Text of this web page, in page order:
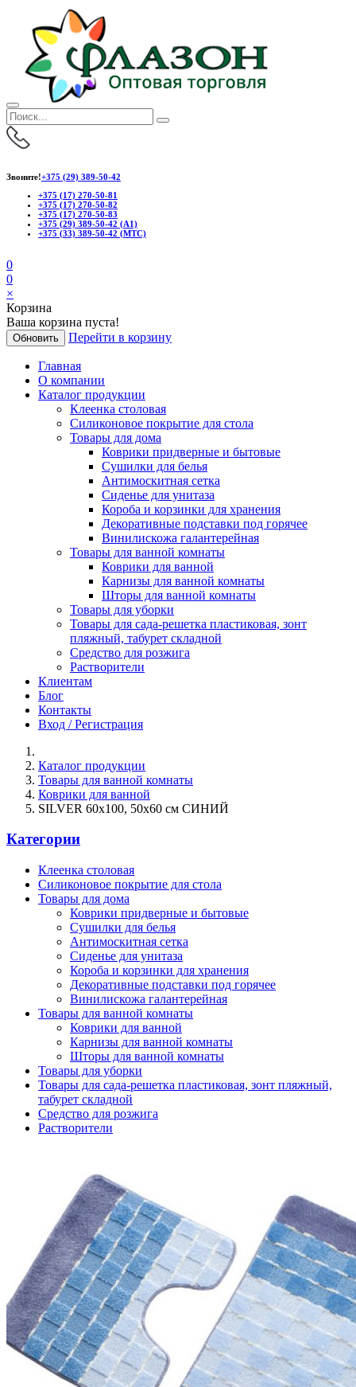
Звоните!+375 (29) 389-50-42
+375 (17) 270-50-81
+375 (17) 270-50-82
+375 (17) 270-50-83
+375 (29) 389-50-42 (А1)
+375 (33) 389-50-42 (МТС)
0
0
×
Корзина
Ваша корзина пуста!
Обновить Перейти в корзину
Главная
О компании
Каталог продукции
Клеенка столовая
Силиконовое покрытие для стола
Товары для дома
Коврики придверные и бытовые
Сушилки для белья
Антимоскитная сетка
Сиденье для унитаза
Короба и корзинки для хранения
Декоративные подставки под горячее
Винилискожа галантерейная
Товары для ванной комнаты
Коврики для ванной
Карнизы для ванной комнаты
Шторы для ванной комнаты
Товары для уборки
Товары для сада-решетка пластиковая, зонт
пляжный, табурет складной
Средство для розжига
Растворители
Клиентам
Блог
Контакты
Вход / Регистрация
Каталог продукции
Товары для ванной комнаты
Коврики для ванной
SILVER 60х100, 50х60 см СИНИЙ
Категории
Клеенка столовая
Силиконовое покрытие для стола
Товары для дома
Коврики придверные и бытовые
Сушилки для белья
Антимоскитная сетка
Сиденье для унитаза
Короба и корзинки для хранения
Декоративные подставки под горячее
Винилискожа галантерейная
Товары для ванной комнаты
Коврики для ванной
Карнизы для ванной комнаты
Шторы для ванной комнаты
Товары для уборки
Товары для сада-решетка пластиковая, зонт пляжный,
табурет складной
Средство для розжига
Растворители